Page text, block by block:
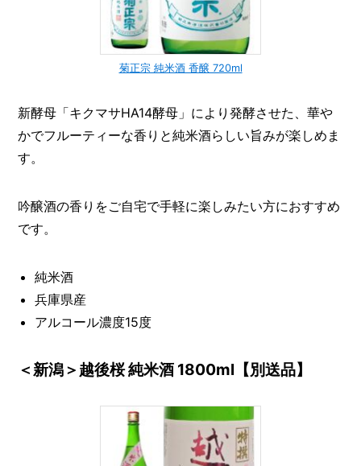
菊正宗 純米酒 香醸 720ml
新酵母「キクマサHA14酵母」により発酵させた、華や
かでフルーティーな香りと純米酒らしい旨みが楽しめま
す。
吟醸酒の香りをご自宅で手軽に楽しみたい方におすすめ
です。
純米酒
兵庫県産
アルコール濃度15度
＜新潟＞越後桜 純米酒 1800ml【別送品】